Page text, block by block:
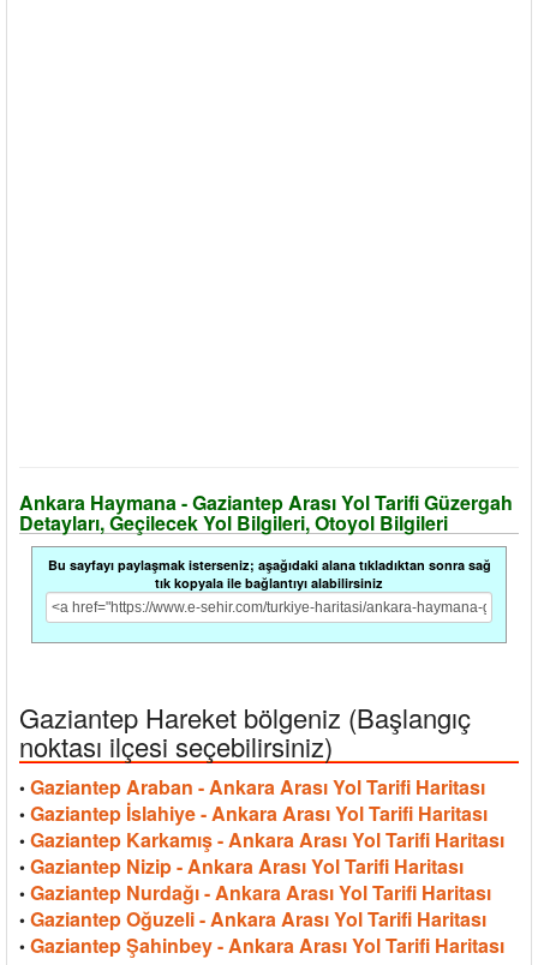
Ankara Haymana - Gaziantep Arası Yol Tarifi Güzergah
Detayları, Geçilecek Yol Bilgileri, Otoyol Bilgileri
Bu sayfayı paylaşmak isterseniz; aşağıdaki alana tıkladıktan sonra sağ
tık kopyala ile bağlantıyı alabilirsiniz
Gaziantep Hareket bölgeniz (Başlangıç
noktası ilçesi seçebilirsiniz)
• Gaziantep Araban - Ankara Arası Yol Tarifi Haritası
• Gaziantep İslahiye - Ankara Arası Yol Tarifi Haritası
• Gaziantep Karkamış - Ankara Arası Yol Tarifi Haritası
• Gaziantep Nizip - Ankara Arası Yol Tarifi Haritası
• Gaziantep Nurdağı - Ankara Arası Yol Tarifi Haritası
• Gaziantep Oğuzeli - Ankara Arası Yol Tarifi Haritası
• Gaziantep Şahinbey - Ankara Arası Yol Tarifi Haritası